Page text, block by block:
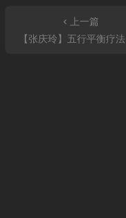
上一篇
【张庆玲】五行平衡疗法治疗43种疾病精品网课